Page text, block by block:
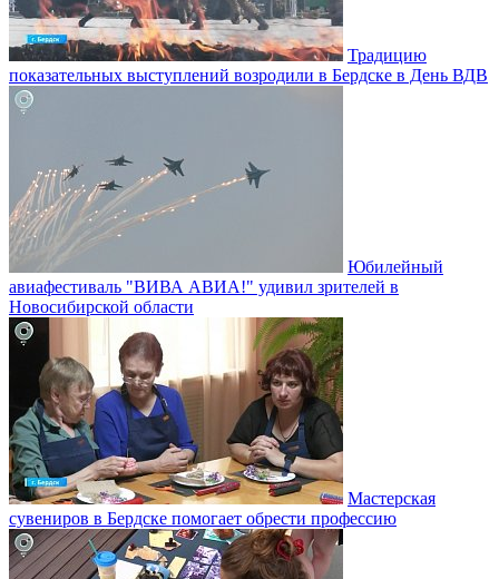
Традицию
показательных выступлений возродили в Бердске в День ВДВ
Юбилейный
авиафестиваль "ВИВА АВИА!" удивил зрителей в
Новосибирской области
Мастерская
сувениров в Бердске помогает обрести профессию